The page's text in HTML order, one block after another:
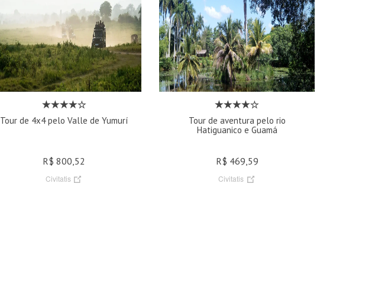
Tour de 4x4 pelo Valle de Yumurí
R$ 800,52
Civitatis
Tour de aventura pelo rio
Hatiguanico e Guamá
R$ 469,59
Civitatis